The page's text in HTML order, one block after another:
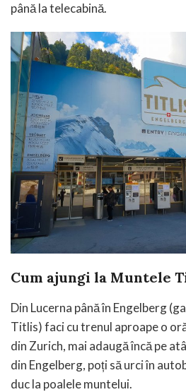
până la telecabină.
Cum ajungi la Muntele
Din Lucerna până în Engelberg
Titlis) faci cu trenul aproape o
din Zurich, mai adaugă încă pe
din Engelberg, poți să urci în
duc la poalele muntelui.